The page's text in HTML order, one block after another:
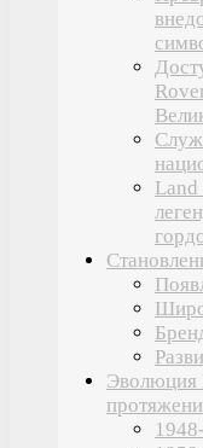
Эволюция